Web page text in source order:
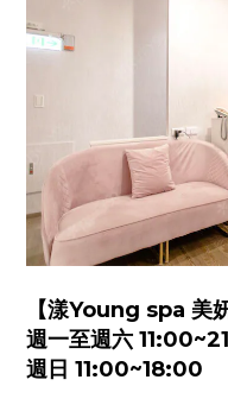
【漾Young spa 美
週一至週六
週日 11:00~18:00